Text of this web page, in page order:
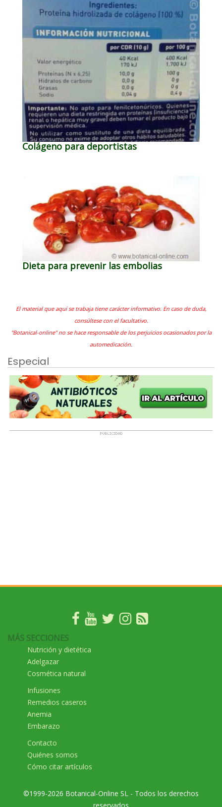
Colágeno para deportistas
Dieta para prevenir las embolias
El material que aquí se trabaja tiene carácter informativo. En caso de duda,
consúltese con el facultativo.
"Botanical-online" no se hace responsable de los perjuicios ocasionados por la
automedicación.
Especial
MÁS SECCIONES
Nutrición y dietética
Adelgazar
Cosmética natural
Infusiones
Remedios caseros
Anemia
Embarazo
Contacto
Quiénes somos
Cómo citar artículos
©1999-2026 Botanical-Online SL - Todos los derechos